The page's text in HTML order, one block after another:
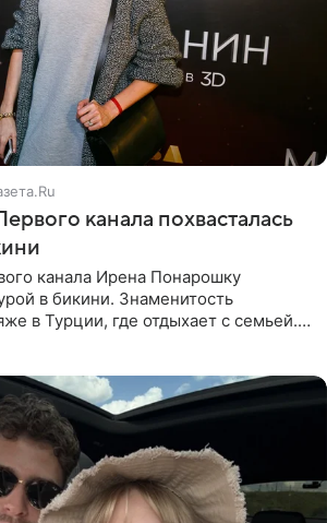
канала похвасталась
канала Ирена Понарошку
в бикини. Знаменитость
в Турции, где отдыхает с семьей.